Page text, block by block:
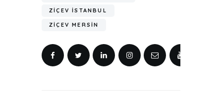
ZİÇEV İSTANBUL
ZİÇEV MERSIN